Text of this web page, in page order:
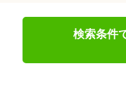
検索条件